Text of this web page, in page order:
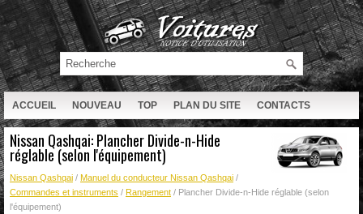
ACCUEIL NOUVEAU TOP PLAN DU SITE CONTACTS
RECHERCHE
Nissan Qashqai: Plancher Divide-n-Hide
réglable (selon l'équipement)
Nissan Qashqai / Manuel du conducteur Nissan Qashqai /
Commandes et instruments / Rangement / Plancher Divide-n-Hide réglable (selon
l'équipement)